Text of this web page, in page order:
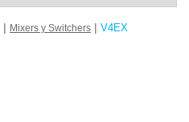
| Mixers y Switchers | V4EX